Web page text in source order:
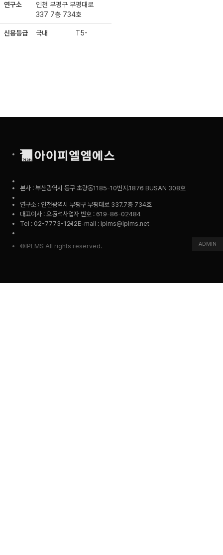
연구소
인천 부평구 부평대로
337 7층 734호
신용등급 국내 T5-
본사 : 부산광역시 동구 초량동1185-10번지.1876 BUSAN 308호
연구소 : 인천광역시 부평구 부평대로 337.7층 734호
대표이사 : 오동석사업자 번호 : 619-86-02484
Tel : 02-7773-1212E-mail : iplms@iplms.net
©IPLMS All rights reserved. ADMIN